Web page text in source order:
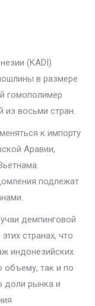
(KADI)
в размере
гомополимер
из восьми стран.
к импорту
Аравии,
подлежат
демпинговой
странах, что
индонезийских
объему, так и по
доли рынка и